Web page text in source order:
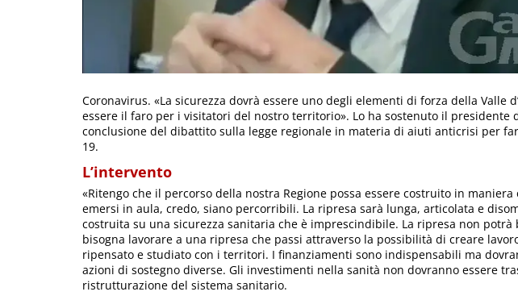
Coronavirus. «La sicurezza dovrà essere uno degli elementi di forza della Valle
essere il faro per i visitatori del nostro territorio». Lo ha sostenuto il presidente
conclusione del dibattito sulla legge regionale in materia di aiuti anticrisi per
19.
L’intervento
«Ritengo che il percorso della nostra Regione possa essere costruito in
emersi in aula, credo, siano percorribili. La ripresa sarà lunga, articolata e
costruita su una sicurezza sanitaria che è imprescindibile. La ripresa non potrà
bisogna lavorare a una ripresa che passi attraverso la possibilità di creare
ripensato e studiato con i territori. I finanziamenti sono indispensabili ma
azioni di sostegno diverse. Gli investimenti nella sanità non dovranno essere
ristrutturazione del sistema sanitario.